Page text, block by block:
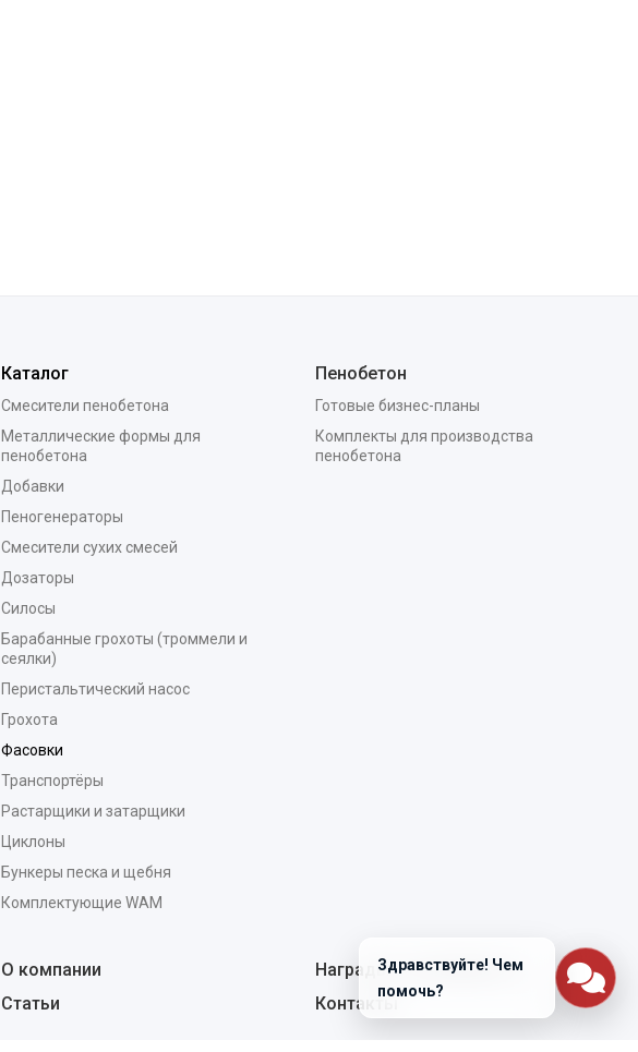
Каталог
Смесители пенобетона
Металлические формы для
пенобетона
Добавки
Пеногенераторы
Смесители сухих смесей
Дозаторы
Силосы
Барабанные грохоты (троммели и
сеялки)
Перистальтический насос
Грохота
Фасовки
Транспортёры
Растарщики и затарщики
Циклоны
Бункеры песка и щебня
Комплектующие WAM
Пенобетон
Готовые бизнес-планы
Комплекты для производства
пенобетона
О компании
Награды и сертификаты
Статьи Контакты
Здравствуйте! Чем
помочь?